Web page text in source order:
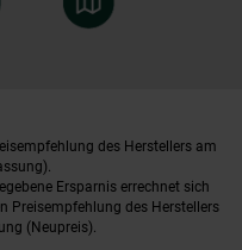
des Herstellers am
Ersparnis errechnet sich
Preisempfehlung des Herstellers
(Neupreis).